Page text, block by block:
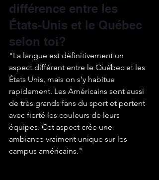
différence entre les
États-Unis et le Québec
selon toi?
"La langue est définitivement un
aspect différent entre le Québec et les
États Unis, mais on s’y habitue
rapidement. Les Américains sont aussi
de très grands fans du sport et portent
avec fierté les couleurs de leurs
équipes. Cet aspect crée une
ambiance vraiment unique sur les
campus américains."